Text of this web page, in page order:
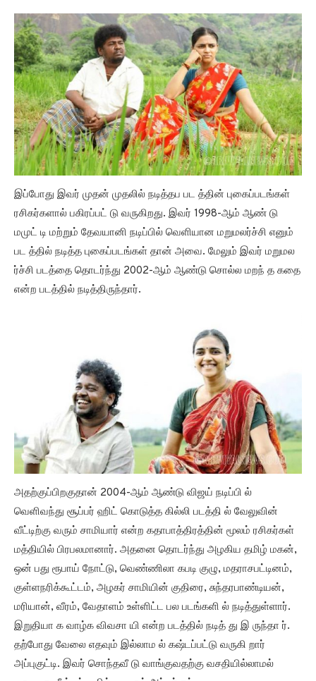
இப்போது இவர் முதன் முதலில் நடித்தப பட த்தின் புகைப்படங்கள்
ரசிகர்களால் பகிரப்பட் டு வருகிறது. இவர் 1998-ஆம் ஆண் டு
மமுட் டி மற்றும் தேவயானி நடிப்பில் வெளியான மறுமலர்ச்சி எனும்
பட த்தில் நடித்த புகைப்படங்கள் தான் அவை. மேலும் இவர் மறுமல
ர்ச்சி படத்தை தொடர்ந்து 2002-ஆம் ஆண்டு சொல்ல மறந் த கதை
என்ற படத்தில் நடித்திருந்தார்.
அதற்குப்பிறகுதான் 2004-ஆம் ஆண்டு விஜய் நடிப்பி ல்
வெளிவந்து சூப்பர் ஹிட் கொடுத்த கில்லி படத்தி ல் வேலுவின்
வீட்டிற்கு வரும் சாமியார் என்ற கதாபாத்திரத்தின் மூலம் ரசிகர்கள்
மத்தியில் பிரபலமானார். அதனை தொடர்ந்து அழகிய தமிழ் மகன்,
ஒன் பது ரூபாய் நோட்டு, வெண்ணிலா கபடி குழு, மதராசபட்டினம்,
குள்ளநரிக்கூட்டம், அழகர் சாமியின் குதிரை, சுந்தரபாண்டியன்,
மரியான், வீரம், வேதாளம் உள்ளிட்ட பல படங்களி ல் நடித்துள்ளார்.
இறுதியா க வாழ்க விவசா யி என்ற படத்தில் நடித் து இ ருந்தா ர்.
தற்போது வேலை எதவும் இல்லாம ல் கஷ்டப்பட்டு வருகி றார்
அப்புகுட்டி. இவர் சொந்தவீ டு வாங்குவதற்கு வசதியில்லாமல்